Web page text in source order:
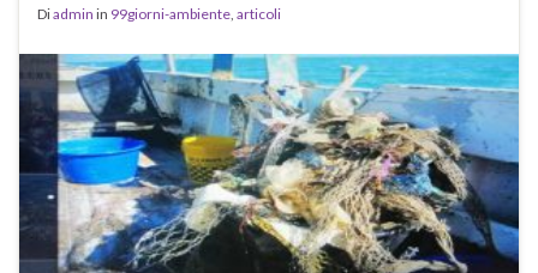
Diadmin in 99giorni-ambiente, articoli